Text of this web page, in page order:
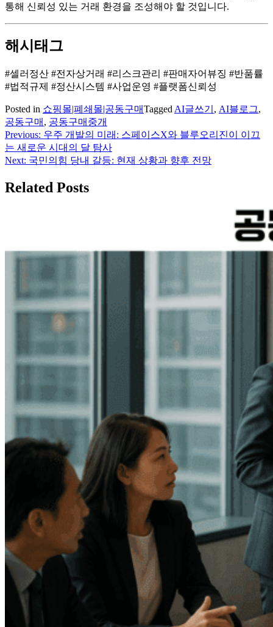
통해 신뢰성 있는 거래 환경을 조성해야 할 것입니다.
해시태그
#셀러정산 #전자상거래 #리스크관리 #판매자어뷰징 #반품률
#법적규제 #정산시스템 #사업운영 #플랫폼신뢰성
Posted in 쇼핑몰|폐쇄몰|공동구매Tagged AI글쓰기 , AI블로그,
공동구매 , 공동구매중개
글
탐
Previous: 우주 개발의 미래: 스페이스X와 블루오리진이 이끄
는 새로운 시대의 달 탐사
Next: 국민의힘 당내 갈등: 현재 상황과 향후 전망
Related Posts